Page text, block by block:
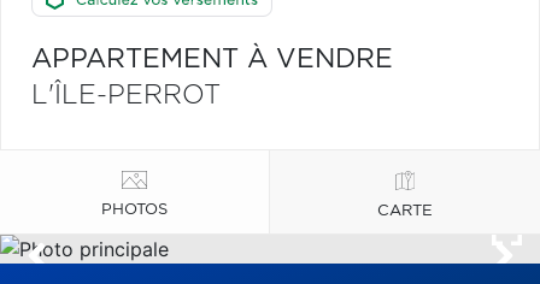
APPARTEMENT À VENDRE
L'ÎLE-PERROT
PHOTOS CARTE